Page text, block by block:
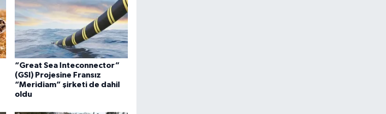
“Great Sea Inteconnector”
(GSI) Projesine Fransız
“Meridiam” şirketi de dahil
oldu